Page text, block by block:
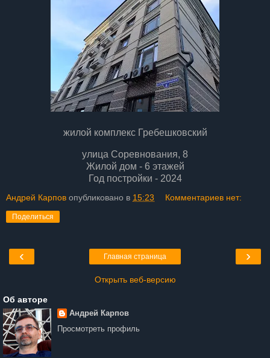
жилой комплекс Гребешковский
улица Соревнования, 8
Жилой дом​ - 6 этажей
Год постройки - 2024
Андрей Карпов опубликовано в 15:23 Комментариев нет:
Поделиться
‹ ›
Главная страница
Открыть веб-версию
Об авторе
Андрей Карпов
Просмотреть профиль